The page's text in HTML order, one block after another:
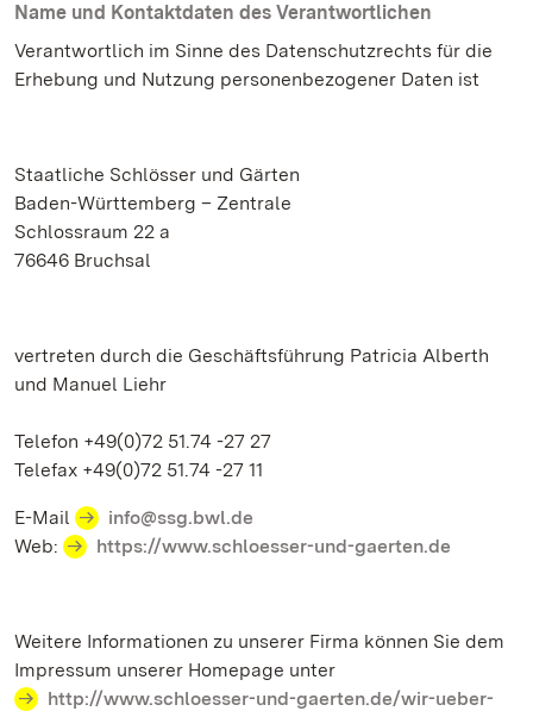
Name und Kontaktdaten des Verantwortlichen
Verantwortlich im Sinne des Datenschutzrechts für die
Erhebung und Nutzung personenbezogener Daten ist
Staatliche Schlösser und Gärten
Baden-Württemberg – Zentrale
Schlossraum 22 a
76646 Bruchsal
vertreten durch die Geschäftsführung Patricia Alberth
und Manuel Liehr
Telefon +49(0)72 51.74 -27 27
Telefax +49(0)72 51.74 -27 11
E-Mail
info@ssg.bwl.de
Web:
https://www.schloesser-und-gaerten.de
Weitere Informationen zu unserer Firma können Sie dem
Impressum unserer Homepage unter
http://www.schloesser-und-gaerten.de/wir-ueber-